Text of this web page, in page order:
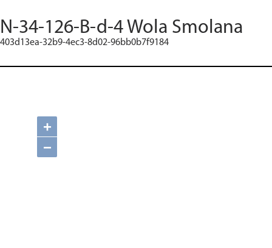
N-34-126-B-d-4 Wola Smolana
403d13ea-32b9-4ec3-8d02-96bb0b7f9184
+
−